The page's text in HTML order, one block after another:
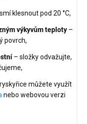
klesnout pod 20 °C,
výkyvům teploty –
povrch,
– složky odvažujte,
můžete využít
nebo webovou verzi